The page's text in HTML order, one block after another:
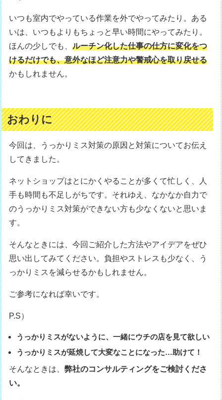
いつも室内でやっている作業を外でやってみたり。ある
いは、いつもよりもちょっと早い時間にやってみたり。
ほんの少しでも、ルーチン化した仕事の仕方に変化をつ
けるだけでも、意外なほど注意力や警戒心を取り戻せる
かもしれません。
おわりに
今回は、うっかりミス対策の原因と対策についてお伝え
してきました。
ネットショップはとにかくやることが多くて忙しく、人
手も時間も不足しがちです。それゆえ、なかなか自力で
のうっかりミス対策ができない方も少なくないと思いま
す。
そんなときには、今回ご紹介した方法やアイデアをぜひ
思い出してみてください。負担やストレスも少なく、う
っかりミスを減らせるかもしれません。
ご参考になれば幸いです。
P.S）
うっかりミスがないように、一緒にウチの店を見て欲しい
うっかりミスが延焼して大変なことになった…助けて！
そんなときは、弊社のコンサルティングをご検討くださ
い。